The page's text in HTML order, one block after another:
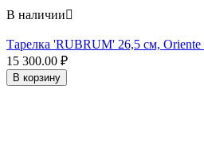
В наличии
Тарелка 'RUBRUM' 26,5 см,
15 300.00 ₽
В корзину